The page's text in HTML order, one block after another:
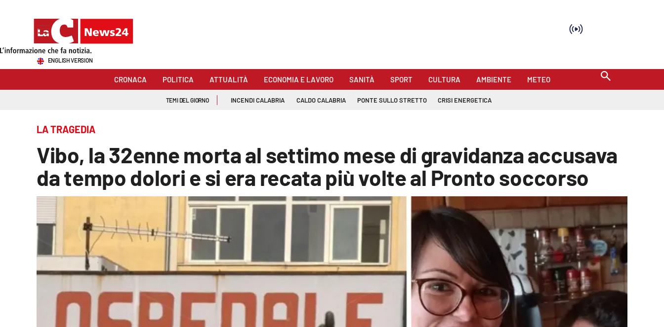
Sezioni
Economia e lavoro
ENGLISH VERSION
CRONACA POLITICA ATTUALITÀ ECONOMIA E LAVORO SANITÀ SPORT CULTURA AMBIENTE METEO
TEMI DEL GIORNO INCENDI CALABRIA CALDO CALABRIA PONTE SULLO STRETTO CRISI ENERGETICA
LA TRAGEDIA
Vibo, la 32enne morta al settimo mese di gravidanza accusava
da tempo dolori e si era recata più volte al Pronto soccorso